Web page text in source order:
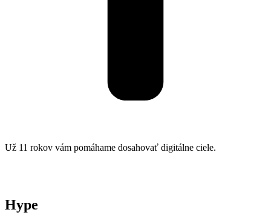
Už 11 rokov vám pomáhame dosahovať digitálne ciele.
Hype